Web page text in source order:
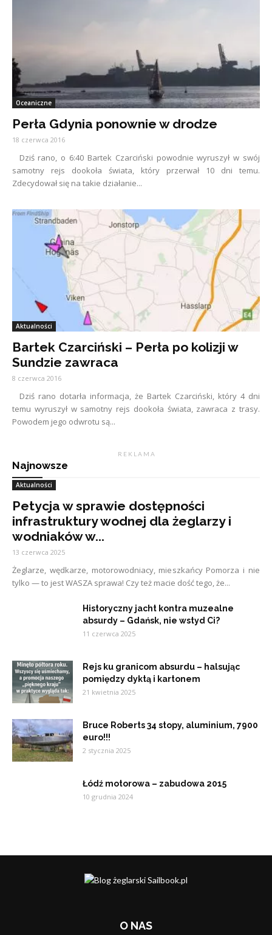
Oceaniczne
Perła Gdynia ponownie w drodze
18 czerwca 2016
Dziś rano, o 6:40 Bartek Czarciński powodnie wyruszył w swój
samotny rejs dookoła świata, który przerwał 10 dni temu.
Zdecydował się na takie działanie...
Aktualności
Bartek Czarciński – Perła po kolizji w
Sundzie zawraca
8 czerwca 2016
Dziś rano dotarła informacja, że Bartek Czarciński, który 4 dni
temu wyruszył w samotny rejs dookoła świata, zawraca z trasy.
Powodem jego odwrotu są...
R E K L A M A
Najnowsze
Aktualności
Petycja w sprawie dostępności
infrastruktury wodnej dla żeglarzy i
wodniaków w...
13 czerwca 2025
Żeglarze, wędkarze, motorowodniacy, mieszkańcy Pomorza i nie
tylko — to jest WASZA sprawa! Czy też macie dość tego, że...
Historyczny jacht kontra muzealne
absurdy – Gdańsk, nie wstyd Ci?
11 czerwca 2025
Rejs ku granicom absurdu – halsując
pomiędzy dyktą i kartonem
21 kwietnia 2025
Bruce Roberts 34 stopy, aluminium, 7900
euro!!!
2 stycznia 2025
Łódź motorowa – zabudowa 2015
10 grudnia 2024
O NAS